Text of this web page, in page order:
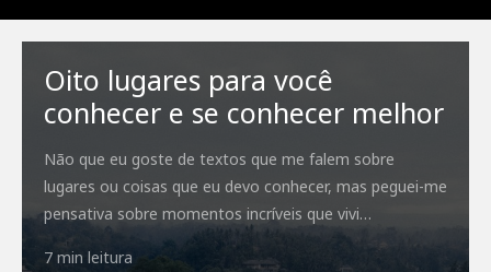
Oito lugares para você
conhecer e se conhecer melhor
Não que eu goste de textos que me falem sobre
lugares ou coisas que eu devo conhecer, mas peguei-me
pensativa sobre momentos incríveis que vivi…
7 min leitura